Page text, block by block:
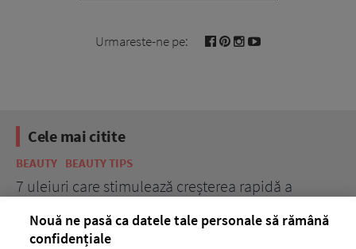
Urmareste-ne pe:
Cele mai citite
BEAUTY BEAUTY TIPS
7 uleiuri care stimulează creșterea rapidă a
Nouă ne pasă ca datele tale personale să rămână
confidențiale